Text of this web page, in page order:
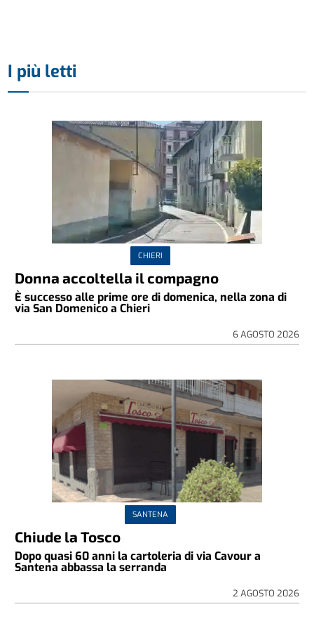
I più letti
CHIERI
Donna accoltella il compagno
È successo alle prime ore di domenica, nella zona di
via San Domenico a Chieri
6 AGOSTO 2026
SANTENA
Chiude la Tosco
Dopo quasi 60 anni la cartoleria di via Cavour a
Santena abbassa la serranda
2 AGOSTO 2026